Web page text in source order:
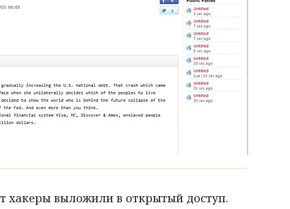
хакеры выложили в открытый доступ.